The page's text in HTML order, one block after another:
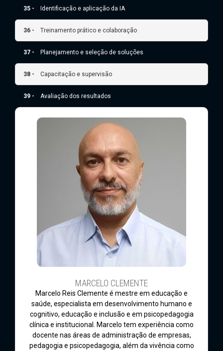
35 - Identificação e aplicação da IA
36 - Treinamento prático e colaboração
37 - Planejamento e seleção de soluções
38 - Capacitação e supervisão
39 - Avaliação dos resultados
MARCELO CLEMENTE
Marcelo Reis Clemente é mestre em educação e
saúde, especialista em desenvolvimento humano e
cognitivo, educação e inclusão e em psicopedagogia
clínica e institucional. Marcelo tem experiência como
docente nas áreas de administração de empresas,
pedagogia e psicopedagogia, além da vivência como